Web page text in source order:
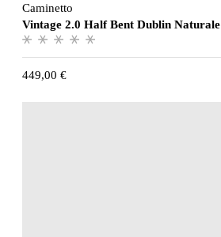
Caminetto
Vintage 2.0 Half Bent Dublin Naturale
449,00 €